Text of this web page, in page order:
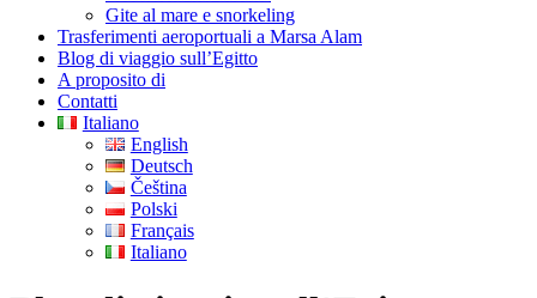
Gite al mare e snorkeling
Trasferimenti aeroportuali a Marsa Alam
Blog di viaggio sull’Egitto
A proposito di
Contatti
Italiano
English
Deutsch
Čeština
Polski
Français
Italiano